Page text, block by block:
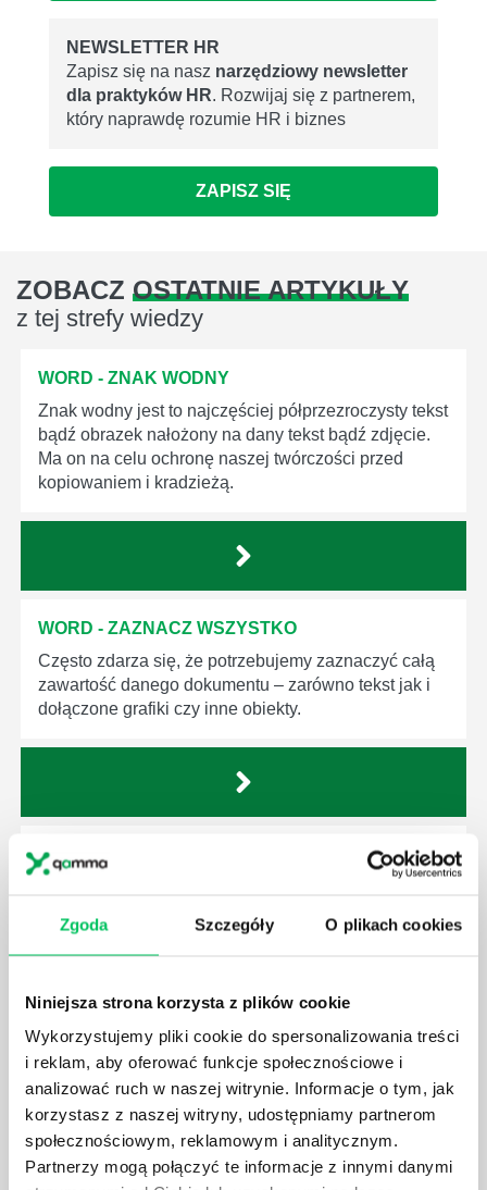
Zgoda Szczegóły O plikach cookies
Niniejsza strona korzysta z plików cookie
Wykorzystujemy pliki cookie do spersonalizowania treści
i reklam, aby oferować funkcje społecznościowe i
analizować ruch w naszej witrynie. Informacje o tym, jak
korzystasz z naszej witryny, udostępniamy partnerom
społecznościowym, reklamowym i analitycznym.
Partnerzy mogą połączyć te informacje z innymi danymi
NEWSLETTER HR
Zapisz się na nasz narzędziowy newsletter
dla praktyków HR. Rozwijaj się z partnerem,
który naprawdę rozumie HR i biznes
ZAPISZ SIĘ
ZOBACZ OSTATNIE ARTYKUŁY
z tej strefy wiedzy
WORD - ZNAK WODNY
Znak wodny jest to najczęściej półprzezroczysty tekst
bądź obrazek nałożony na dany tekst bądź zdjęcie.
Ma on na celu ochronę naszej twórczości przed
kopiowaniem i kradzieżą.
WORD - ZAZNACZ WSZYSTKO
Często zdarza się, że potrzebujemy zaznaczyć całą
zawartość danego dokumentu – zarówno tekst jak i
dołączone grafiki czy inne obiekty.
WORD - WSTAWIANIE WYKRESU
tworzenia plików zawierających bazy danych,
obliczenia czy zestawienia.
WORD - TWARDA SPACJA
Twarda spacja to termin określający spację, która
trzyma dwa wyrazy razem i nie rozłącza ich przy
modyfikowaniu treści bądź układu tekstu.